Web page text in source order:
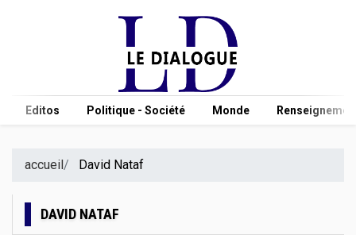
Editos Politique - Société Monde
accueil David Nataf
DAVID NATAF